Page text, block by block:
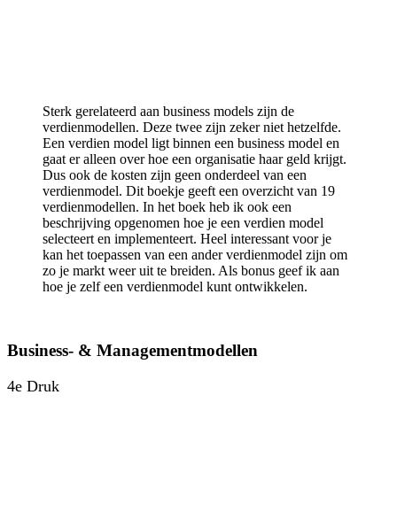
Sterk gerelateerd aan business models zijn de
verdienmodellen. Deze twee zijn zeker niet hetzelfde.
Een verdien model ligt binnen een business model en
gaat er alleen over hoe een organisatie haar geld krijgt.
Dus ook de kosten zijn geen onderdeel van een
verdienmodel. Dit boekje geeft een overzicht van 19
verdienmodellen. In het boek heb ik ook een
beschrijving opgenomen hoe je een verdien model
selecteert en implementeert. Heel interessant voor je
kan het toepassen van een ander verdienmodel zijn om
zo je markt weer uit te breiden. Als bonus geef ik aan
hoe je zelf een verdienmodel kunt ontwikkelen.
Business- & Managementmodellen
4e Druk